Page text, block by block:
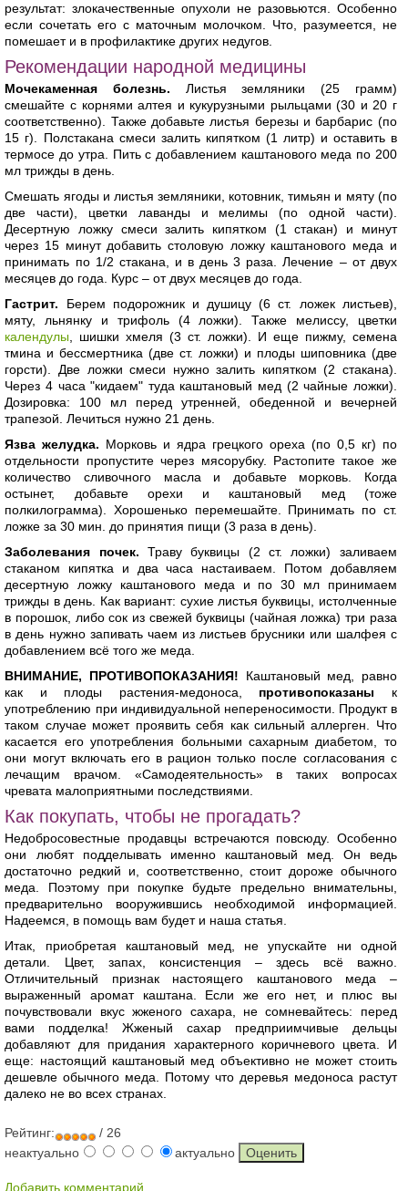
результат: злокачественные опухоли не разовьются. Особенно
если сочетать его с маточным молочком. Что, разумеется, не
помешает и в профилактике других недугов.
Рекомендации народной медицины
Мочекаменная болезнь. Листья земляники (25 грамм)
смешайте с корнями алтея и кукурузными рыльцами (30 и 20 г
соответственно). Также добавьте листья березы и барбарис (по
15 г). Полстакана смеси залить кипятком (1 литр) и оставить в
термосе до утра. Пить с добавлением каштанового меда по 200
мл трижды в день.
Смешать ягоды и листья земляники, котовник, тимьян и мяту (по
две части), цветки лаванды и мелимы (по одной части).
Десертную ложку смеси залить кипятком (1 стакан) и минут
через 15 минут добавить столовую ложку каштанового меда и
принимать по 1/2 стакана, и в день 3 раза. Лечение – от двух
месяцев до года. Курс – от двух месяцев до года.
Гастрит. Берем подорожник и душицу (6 ст. ложек листьев),
мяту, льнянку и трифоль (4 ложки). Также мелиссу, цветки
календулы , шишки хмеля (3 ст. ложки). И еще пижму, семена
тмина и бессмертника (две ст. ложки) и плоды шиповника (две
горсти). Две ложки смеси нужно залить кипятком (2 стакана).
Через 4 часа "кидаем" туда каштановый мед (2 чайные ложки).
Дозировка: 100 мл перед утренней, обеденной и вечерней
трапезой. Лечиться нужно 21 день.
Язва желудка. Морковь и ядра грецкого ореха (по 0,5 кг) по
отдельности пропустите через мясорубку. Растопите такое же
количество сливочного масла и добавьте морковь. Когда
остынет, добавьте орехи и каштановый мед (тоже
полкилограмма). Хорошенько перемешайте. Принимать по ст.
ложке за 30 мин. до принятия пищи (3 раза в день).
Заболевания почек. Траву буквицы (2 ст. ложки) заливаем
стаканом кипятка и два часа настаиваем. Потом добавляем
десертную ложку каштанового меда и по 30 мл принимаем
трижды в день. Как вариант: сухие листья буквицы, истолченные
в порошок, либо сок из свежей буквицы (чайная ложка) три раза
в день нужно запивать чаем из листьев брусники или шалфея с
добавлением всё того же меда.
ВНИМАНИЕ, ПРОТИВОПОКАЗАНИЯ! Каштановый мед, равно
как и плоды растения-медоноса, противопоказаны к
употреблению при индивидуальной непереносимости. Продукт в
таком случае может проявить себя как сильный аллерген. Что
касается его употребления больными сахарным диабетом, то
они могут включать его в рацион только после согласования с
лечащим врачом. «Самодеятельность» в таких вопросах
чревата малоприятными последствиями.
Как покупать, чтобы не прогадать?
Недобросовестные продавцы встречаются повсюду. Особенно
они любят подделывать именно каштановый мед. Он ведь
достаточно редкий и, соответственно, стоит дороже обычного
меда. Поэтому при покупке будьте предельно внимательны,
предварительно вооружившись необходимой информацией.
Надеемся, в помощь вам будет и наша статья.
Итак, приобретая каштановый мед, не упускайте ни одной
детали. Цвет, запах, консистенция – здесь всё важно.
Отличительный признак настоящего каштанового меда –
выраженный аромат каштана. Если же его нет, и плюс вы
почувствовали вкус жженого сахара, не сомневайтесь: перед
вами подделка! Жженый сахар предприимчивые дельцы
добавляют для придания характерного коричневого цвета. И
еще: настоящий каштановый мед объективно не может стоить
дешевле обычного меда. Потому что деревья медоноса растут
далеко не во всех странах.
Рейтинг:
/ 26
неактуально
актуально
Добавить комментарий